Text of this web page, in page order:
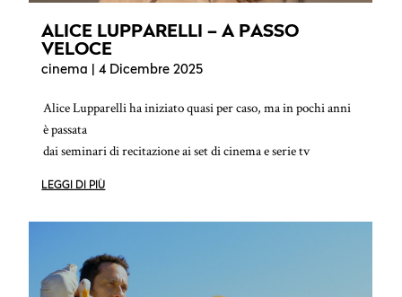
ALICE LUPPARELLI – A PASSO
VELOCE
cinema | 4 Dicembre 2025
Alice Lupparelli ha iniziato quasi per caso, ma in pochi anni
è passata
dai seminari di recitazione ai set di cinema e serie tv
LEGGI DI PIÙ